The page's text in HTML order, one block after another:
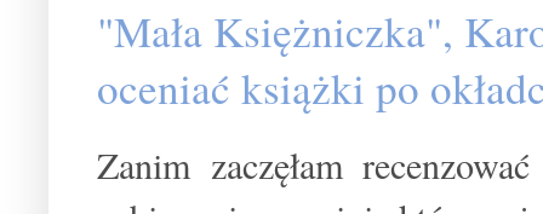
"Mała Księżniczka",
oceniać książki po
Zanim zaczęłam